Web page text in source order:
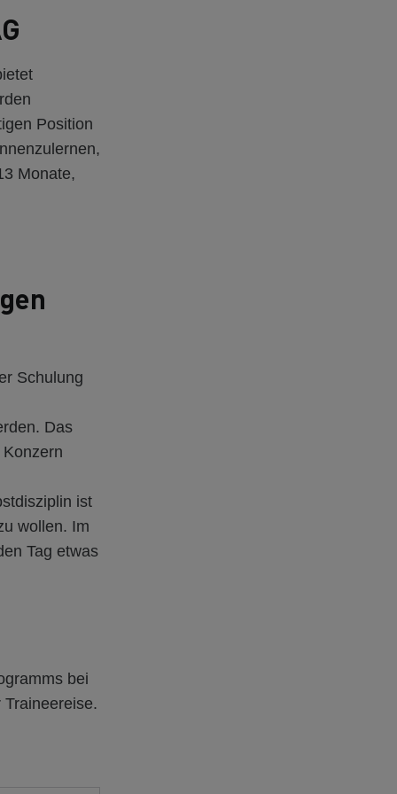
Position
Monate,
Schulung
Das
ist
wollen. Im
Tag etwas
bei